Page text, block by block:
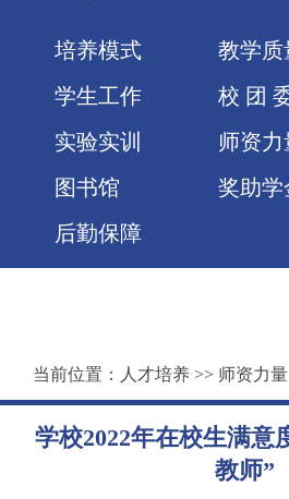
培养模式
教学质
学生工作
校 团
实验实训
师资力
图书馆
奖助学
后勤保障
当前位置： 人才培养 >> 师资力量
学校2022年在校生满意
教师”